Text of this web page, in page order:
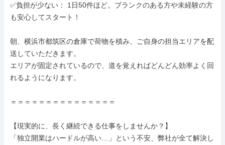
✅負担が少ない： 1日50件ほど。ブランクのある方や未経験の方
も安心してスタート！
朝、横浜市都筑区の倉庫で荷物を積み、ご自身の担当エリアを配
送していただきます。
エリアが固定されているので、道を覚えればどんどん効率よく回
れるようになります。
＝＝＝＝＝＝＝＝＝＝＝＝＝＝＝
【現実的に、長く継続できる仕事をしませんか？】
「独立開業はハードルが高い…」という不安、弊社が全て解決し